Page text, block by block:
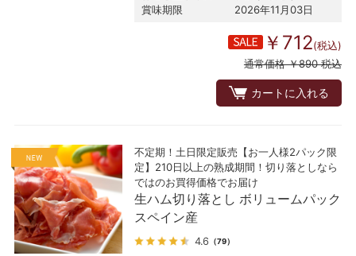
賞味期限
2026年11月03日
￥712(税込)
通常価格 ￥890 税込
カートに入れる
不定期！土日限定販売【お一人様2パック限
定】210日以上の熟成期間！切り落としなら
ではのお買得価格でお届け
生ハム切り落とし ボリュームパック
スペイン産
4.6 （79）